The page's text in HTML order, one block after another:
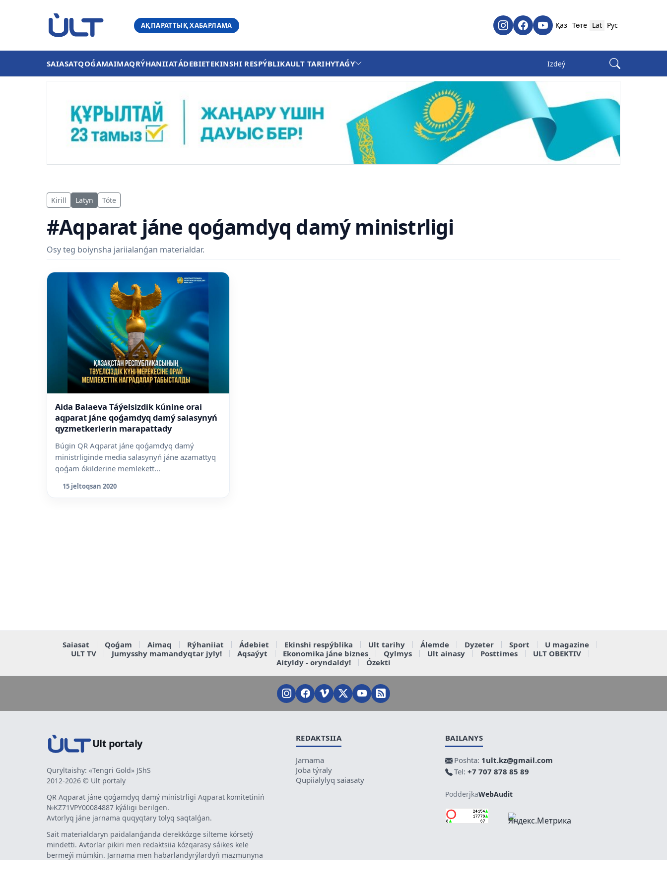
АҚПАРАТТЫҚ ХАБАРЛАМА Қаз Төте Lat Рус
SAIASATQOǴAMAIMAQRÝHANIIATÁDEBIETEKINSHI RESPÝBLIKAULT TARIHYTAǴY
Kirill Latyn Tóte
#Aqparat jáne qoǵamdyq damý ministrligi
Osy teg boiynsha jariialanǵan materialdar.
Aida Balaeva Táýelsizdik kúnine orai
aqparat jáne qoǵamdyq damý salasynyń
qyzmetkerlerin marapattady
Búgin QR Aqparat jáne qoǵamdyq damý
ministrliginde media salasynyń jáne azamattyq
qoǵam ókilderine memlekett...
15 jeltoqsan 2020
Saiasat Qoǵam Aimaq Rýhaniiat Ádebiet Ekinshi respýblika Ult tarihy Álemde Dyzeter Sport
U magazine
ULT TV
Jumysshy mamandyqtar jyly! Aqsaýyt Ekonomika jáne biznes Qylmys Ult ainasy Posttimes
ULT OBEKTIV
Aityldy - oryndaldy!
Ózekti
Ult portaly
Quryltaishy: «Tengri Gold» JShS
2012-2026 © Ult portaly
QR Aqparat jáne qoǵamdyq damý ministrligi Aqparat komitetiniń
№KZ71VPY00084887 kýáligi berilgen.
Avtorlyq jáne jarnama quqyqtary tolyq saqtalǵan.
Sait materialdaryn paidalanǵanda derekkózge silteme kórsetý
mindetti. Avtorlar pikiri men redaktsiia kózqarasy sáikes kele
bermeýi múmkin. Jarnama men habarlandyrýlardyń mazmunyna
REDAKTSIIA
Jarnama
Joba týraly
Qupiialylyq saiasaty
BAILANYS
Poshta: 1ult.kz@gmail.com
Tel: +7 707 878 85 89
PodderjkaWebAudit